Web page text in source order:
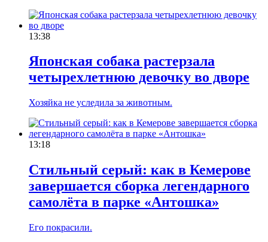
13:38
Японская собака растерзала
четырехлетнюю девочку во дворе
Хозяйка не уследила за животным.
13:18
Стильный серый: как в Кемерове
завершается сборка легендарного
самолёта в парке «Антошка»
Его покрасили.